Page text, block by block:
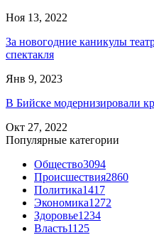
Ноя 13, 2022
За новогодние каникулы
спектакля
Янв 9, 2023
В Бийске модернизировали
Окт 27, 2022
Популярные категории
Общество3094
Происшествия2860
Политика1417
Экономика1272
Здоровье1234
Власть1125